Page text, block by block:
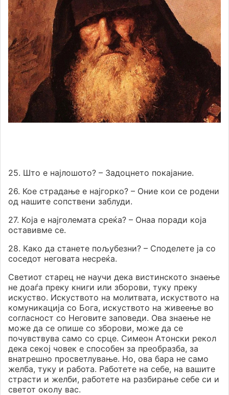
25. Што е најлошото? – Задоцнето покајание.
26. Кое страдање е најгорко? – Оние кои се родени
од нашите сопствени заблуди.
27. Која е најголемата среќа? – Онаа поради која
оставивме се.
28. Како да станете пољубезни? – Споделете ја со
соседот неговата несреќа.
Светиот старец не научи дека вистинското знаење
не доаѓа преку книги или зборови, туку преку
искуство. Искуството на молитвата, искуството на
комуникација со Бога, искуството на живеење во
согласност со Неговите заповеди. Ова знаење не
може да се опише со зборови, може да се
почувствува само со срце. Симеон Атонски рекол
дека секој човек е способен за преобразба, за
внатрешно просветлување. Но, ова бара не само
желба, туку и работа. Работете на себе, на вашите
страсти и желби, работете на разбирање себе си и
светот околу вас.